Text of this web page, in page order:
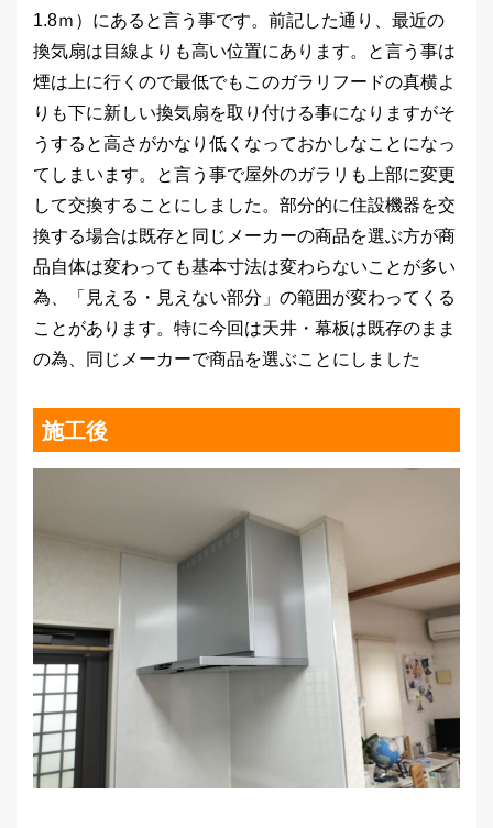
1.8ｍ）にあると言う事です。前記した通り、最近の
換気扇は目線よりも高い位置にあります。と言う事は
煙は上に行くので最低でもこのガラリフードの真横よ
りも下に新しい換気扇を取り付ける事になりますがそ
うすると高さがかなり低くなっておかしなことになっ
てしまいます。と言う事で屋外のガラリも上部に変更
して交換することにしました。部分的に住設機器を交
換する場合は既存と同じメーカーの商品を選ぶ方が商
品自体は変わっても基本寸法は変わらないことが多い
為、「見える・見えない部分」の範囲が変わってくる
ことがあります。特に今回は天井・幕板は既存のまま
の為、同じメーカーで商品を選ぶことにしました
施工後